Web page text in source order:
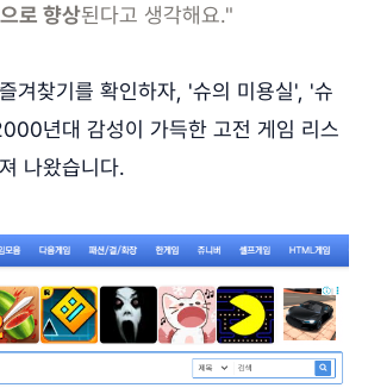
로 향상된다고 생각해요."
겨찾기를 확인하자, '슈의 미용실', '슈
년대 감성이 가득한 고전 게임 리스
나왔습니다.